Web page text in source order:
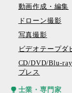
動画作成・編集
ドローン撮影
写真撮影
ビデオテープダ
CD/DVD/Blu-ray
プレス
士業・専門家